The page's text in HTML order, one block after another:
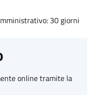
30 giorni
online tramite la